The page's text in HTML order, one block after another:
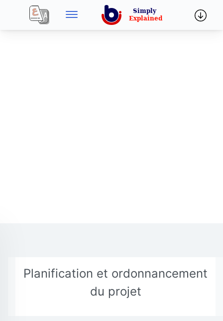
Planification et ordonnancement
du projet